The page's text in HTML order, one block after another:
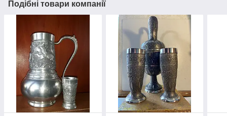
Подібні товари компанії